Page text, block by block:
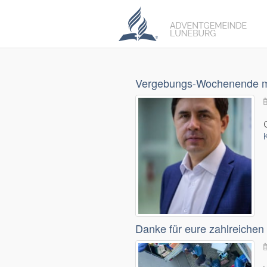
Vergebungs-Wochenende
Danke für eure